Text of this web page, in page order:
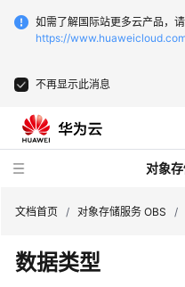
如需了解国际站更多云产品，请
https://
不再显示此消息
对象
最
文档首页 / 对象存储服务 OBS /
数据类型